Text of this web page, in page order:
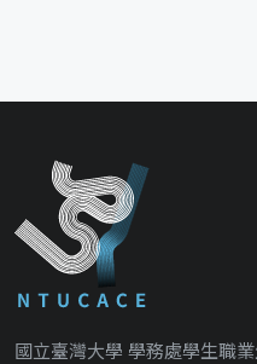
國立臺灣大學 學務處學生職